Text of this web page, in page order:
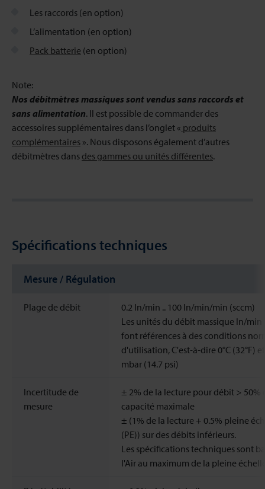
Les raccords (en option)
L’alimentation (en option)
Pack batterie (en option)
Note:
Nos débitmètres massiques sont vendus sans raccords et
sans alimentation. Il est possible de commander des
accessoires supplémentaires dans l’onglet « produits
complémentaires ». Nous disposons également d’autres
débitmètres dans des gammes ou unités différentes.
Spécifications techniques
Mesure / Régulation
Plage de débit
0.2 ln/min .. 100 ln/min/min (sccm)
Les unités du débit massique ln/min
font références à des conditions
d'utilisation, C'est-à-dire 0°C (32°F)
mbar (14.7 psi)
Incertitude de
mesure
± 2% de la lecture pour débit > 50%
capacité maximale
± (1% de la lecture + 0.5% pleine
(PE)) sur des débits inférieurs.
Les spécifications techniques sont
l'Air au maximum de la pleine